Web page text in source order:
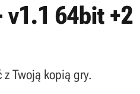
v1.1 64bit +2
z Twoją kopią gry.